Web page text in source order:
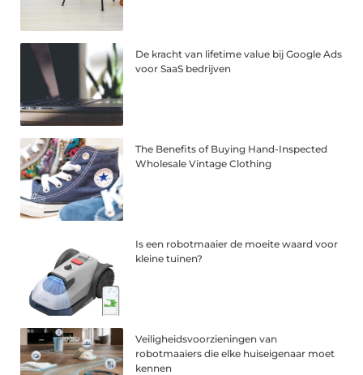
De kracht van lifetime value bij Google Ads
voor SaaS bedrijven
The Benefits of Buying Hand-Inspected
Wholesale Vintage Clothing
Is een robotmaaier de moeite waard voor
kleine tuinen?
Veiligheidsvoorzieningen van
robotmaaiers die elke huiseigenaar moet
kennen